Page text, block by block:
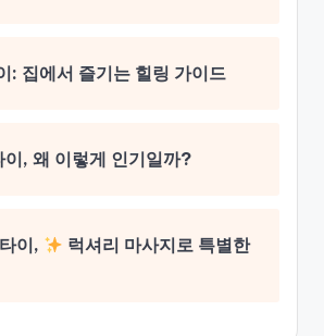
: 집에서 즐기는 힐링 가이드
이, 왜 이렇게 인기일까?
이,
럭셔리 마사지로 특별한